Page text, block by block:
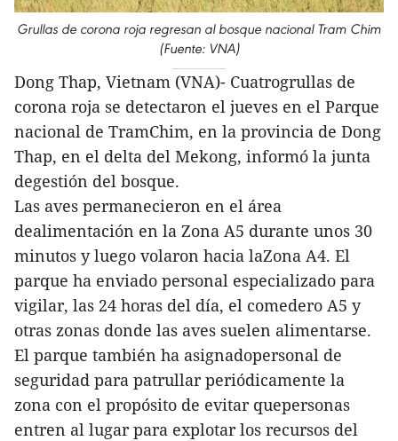
Grullas de corona roja regresan al bosque nacional Tram Chim
(Fuente: VNA)
Dong Thap, Vietnam (VNA)- Cuatrogrullas de
corona roja se detectaron el jueves en el Parque
nacional de TramChim, en la provincia de Dong
Thap, en el delta del Mekong, informó la junta
degestión del bosque.
Las aves permanecieron en el área
dealimentación en la Zona A5 durante unos 30
minutos y luego volaron hacia laZona A4. El
parque ha enviado personal especializado para
vigilar, las 24 horas del día, el comedero A5 y
otras zonas donde las aves suelen alimentarse.
El parque también ha asignadopersonal de
seguridad para patrullar periódicamente la
zona con el propósito de evitar quepersonas
entren al lugar para explotar los recursos del